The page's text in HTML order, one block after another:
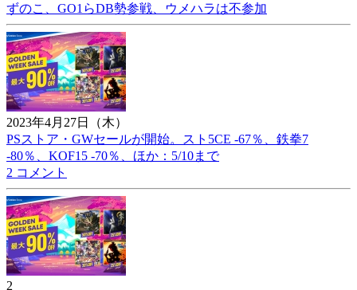
ずのこ、GO1らDB勢参戦、ウメハラは不参加
2023年4月27日（木）
PSストア・GWセールが開始。スト5CE -67％、鉄拳7
-80％、KOF15 -70％、ほか：5/10まで
2 コメント
2